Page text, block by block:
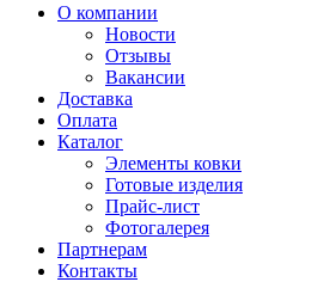
О компании
Новости
Отзывы
Вакансии
Доставка
Оплата
Каталог
Элементы ковки
Готовые изделия
Прайс-лист
Фотогалерея
Партнерам
Контакты